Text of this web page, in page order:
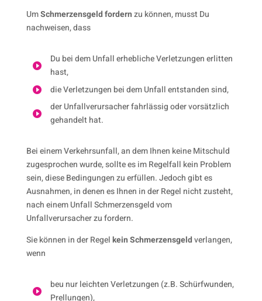
UmSchmerzensgeld fordernzu können, musst Du
nachweisen, dass

Du bei dem Unfall erhebliche Verletzungen erlitten
hast,
 die Verletzungen bei dem Unfall entstanden sind,

der Unfallverursacher fahrlässig oder vorsätzlich
gehandelt hat.
Bei einem Verkehrsunfall, an dem Ihnen keine Mitschuld
zugesprochen wurde, sollte es im Regelfall kein Problem
sein, diese Bedingungen zu erfüllen. Jedoch gibt es
Ausnahmen, in denen es Ihnen in der Regel nicht zusteht,
nach einem Unfall Schmerzensgeld vom
Unfallverursacher zu fordern.
Sie können in der Regelkein Schmerzensgeldverlangen,
wenn

beu nur leichten Verletzungen (z.B. Schürfwunden,
Prellungen),